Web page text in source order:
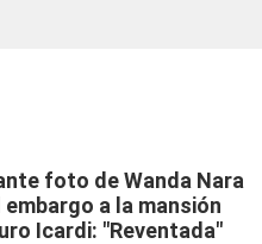
foto de Wanda Nara
a la mansión
Icardi: "Reventada"